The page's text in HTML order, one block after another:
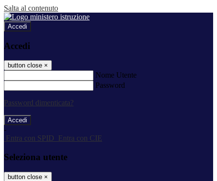
Salta al contenuto
Accedi
Accedi
button close ×
Nome Utente
Password
Password dimenticata?
-
Entra con SPID
Entra con CIE
Seleziona utente
button close ×